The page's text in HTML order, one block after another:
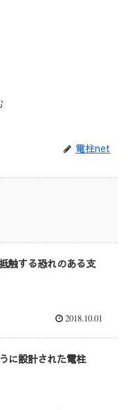
電柱net
触する恐れのある支
2018.10.01
に設計された電柱